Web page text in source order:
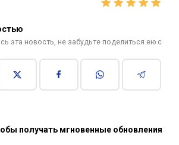
эта новость, не забудьте поделиться ею с
получать мгновенные обновления